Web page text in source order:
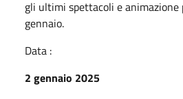
gli ultimi spettacoli e
gennaio.
Data :
2 gennaio 2025